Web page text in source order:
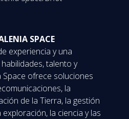
SPACE
experiencia y una
talento y
Space ofrece soluciones
la
de la Tierra, la gestión
la ciencia y las